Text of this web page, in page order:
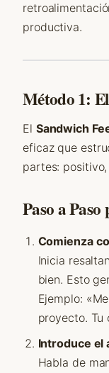
productiva.
Método 1:
El Sandwich
eficaz que
partes:
Paso a
Comienza
Inicia
bien. Esto
Ejemplo:
proyecto. Tu
Introduce el
Habla de